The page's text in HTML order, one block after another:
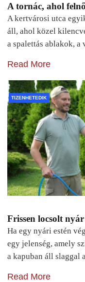
A tornác, ahol
A kertvárosi utca
áll, ahol közel
a spalettás ablakok,
Read More
TIZENHETEDIK
Frissen locsolt nyár
Ha egy nyári estén
egy jelenség, amely
a kapuban áll slaggal
Read More